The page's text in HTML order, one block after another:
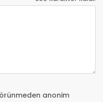
anonim